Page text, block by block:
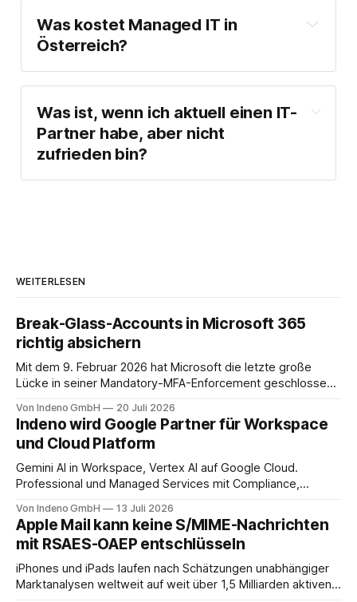
Was kostet Managed IT in
Österreich?
Was ist, wenn ich aktuell einen IT-
Partner habe, aber nicht
zufrieden bin?
WEITERLESEN
Break-Glass-Accounts in Microsoft 365
richtig absichern
Mit dem 9. Februar 2026 hat Microsoft die letzte große
Lücke in seiner Mandatory-MFA-Enforcement geschlossen.
Microsoft 365 Admin Center anmeldet, einen zweiten
Faktor nachweisen. Für das Entra Admin Center, das Azure-
Portal und das Intune Admin Center gilt das
Von Indeno GmbH 20 Juli 2026
Indeno wird Google Partner für Workspace
und Cloud Platform
Gemini AI in Workspace, Vertex AI auf Google Cloud.
Professional und Managed Services mit Compliance,
DACH.
Von Indeno GmbH 13 Juli 2026
Apple Mail kann keine S/MIME-Nachrichten
mit RSAES-OAEP entschlüsseln
iPhones und iPads laufen nach Schätzungen unabhängiger
Marktanalysen weltweit auf weit über 1,5 Milliarden aktiven